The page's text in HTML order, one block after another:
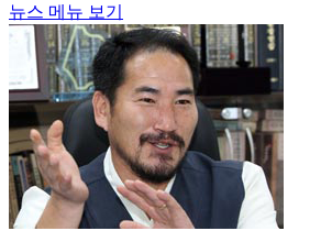
뉴스 메뉴 보기